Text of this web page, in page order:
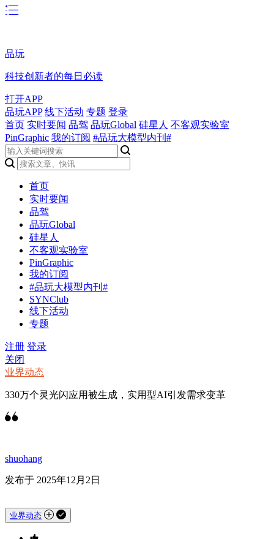
品玩
科技创新者的每日必读
打开APP
品玩APP 线下活动 专题 登录
首页 实时要闻 品驾 品玩Global 硅星人 不客观实验室
PinGraphic 我的订阅 #品玩大模型内刊#
首页
实时要闻
品驾
品玩Global
硅星人
不客观实验室
PinGraphic
我的订阅
#品玩大模型内刊#
SYNClub
线下活动
专题
注册 登录
关闭
业界动态
330万个灵光闪应用被生成，实用型AI引发需求变革
shuohang
发布于 2025年12月2日
业界动态